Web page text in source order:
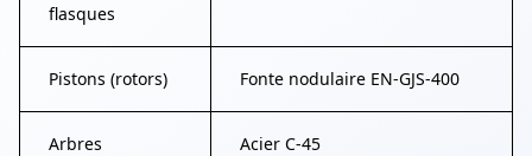
flasques
Pistons (rotors) Fonte nodulaire EN-GJS-400
Arbres Acier C-45